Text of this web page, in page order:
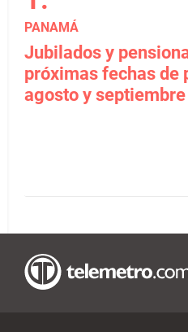
PANAMÁ
Jubilados y
próximas fechas de
agosto y septiembre